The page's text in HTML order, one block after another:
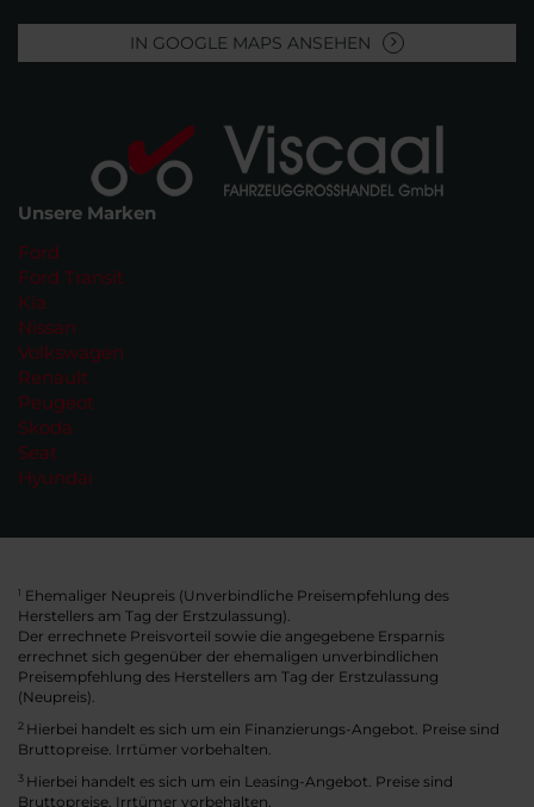
IN GOOGLE MAPS ANSEHEN
Unsere Marken
Ford
Ford Transit
Kia
Nissan
Volkswagen
Renault
Peugeot
Skoda
Seat
Hyundai
1 Ehemaliger Neupreis (Unverbindliche Preisempfehlung des
Herstellers am Tag der Erstzulassung).
Der errechnete Preisvorteil sowie die angegebene Ersparnis
errechnet sich gegenüber der ehemaligen unverbindlichen
Preisempfehlung des Herstellers am Tag der Erstzulassung
(Neupreis).
2 Hierbei handelt es sich um ein Finanzierungs-Angebot. Preise sind
Bruttopreise. Irrtümer vorbehalten.
3 Hierbei handelt es sich um ein Leasing-Angebot. Preise sind
Bruttopreise. Irrtümer vorbehalten.